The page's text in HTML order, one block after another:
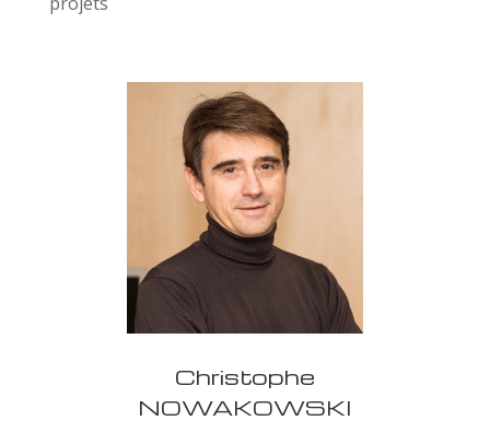
Christophe
NOWAKOWSKI